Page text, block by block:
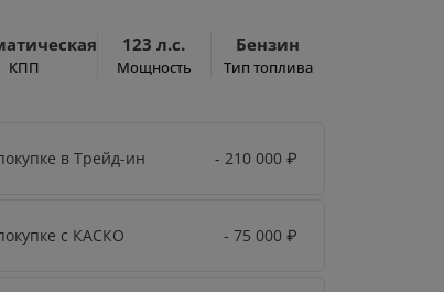
КПП
123 л.с.
Мощность
Бензин
Тип топлива
в Трейд-ин - 210 000 ₽
с КАСКО - 75 000 ₽